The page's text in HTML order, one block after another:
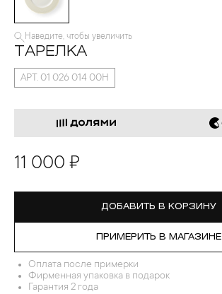
Наведите, чтобы увеличить
ТАРЕЛКА
АРТ. 01 026 014 00Н
11 000 ₽
ДОБАВИТЬ В КОРЗИНУ
ПРИМЕРИТЬ В МАГАЗИНЕ
Оплата после примерки
Фирменная упаковка в подарок
Гарантия 2 года